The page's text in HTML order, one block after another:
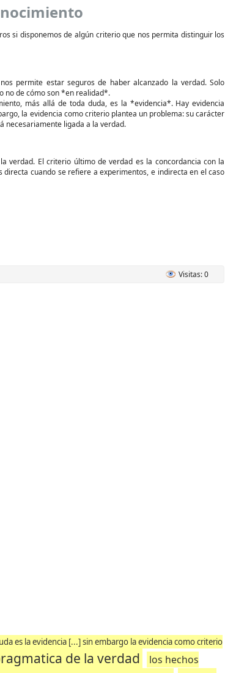
si disponemos de algún criterio que nos permita distinguir los
permite estar seguros de haber alcanzado la verdad. Solo
no de cómo son *en realidad*.
más allá de toda duda, es la *evidencia*. Hay evidencia
la evidencia como criterio plantea un problema: su carácter
necesariamente ligada a la verdad.
verdad. El criterio último de verdad es la concordancia con la
cuando se refiere a experimentos, e indirecta en el caso
Visitas: 0
es la evidencia [...] sin embargo la evidencia como criterio
de la verdad
los hechos